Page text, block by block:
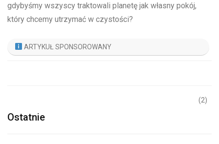
gdybyśmy wszyscy​ traktowali planetę jak własny pokój,
który chcemy utrzymać w czystości?
ARTYKUŁ SPONSOROWANY
Ostatnie
(2)